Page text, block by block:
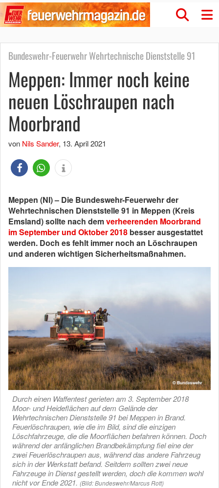
Bundeswehr-Feuerwehr Wehrtechnische Dienststelle 91
Meppen: Immer noch keine
neuen Löschraupen nach
Moorbrand
von Nils Sander, 13. April 2021
Meppen (NI) – Die Bundeswehr-Feuerwehr der
Wehrtechnischen Dienststelle 91 in Meppen (Kreis
Emsland) sollte nach demverheerenden Moorbrand
im September und Oktober 2018 besser ausgestattet
werden. Doch es fehlt immer noch an Löschraupen
und anderen wichtigen Sicherheitsmaßnahmen.
Durch einen Waffentest gerieten am 3. September 2018
Moor- und Heideflächen auf dem Gelände der
Wehrtechnischen Dienststelle 91 bei Meppen in Brand.
Feuerlöschraupen, wie die im Bild, sind die einzigen
Löschfahrzeuge, die die Moorflächen befahren können. Doch
während der anfänglichen Brandbekämpfung fiel eine der
zwei Feuerlöschraupen aus, während das andere Fahrzeug
sich in der Werkstatt befand. Seitdem sollten zwei neue
Fahrzeuge in Dienst gestellt werden, doch die kommen wohl
nicht vor Ende 2021. (Bild: Bundeswehr/Marcus Rott)